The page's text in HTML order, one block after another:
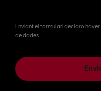
Enviant el formulari declaro
de dades